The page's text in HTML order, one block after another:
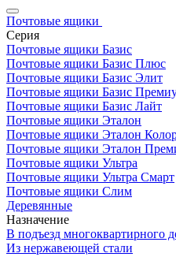
Почтовые ящики
Серия
Почтовые ящики Базис
Почтовые ящики Базис Плюс
Почтовые ящики Базис Элит
Почтовые ящики Базис
Почтовые ящики Базис Лайт
Почтовые ящики Эталон
Почтовые ящики Эталон
Почтовые ящики Эталон
Почтовые ящики Ультра
Почтовые ящики Ультра Смарт
Почтовые ящики Слим
Деревянные
Назначение
В подъезд многоквартирного
Из нержавеющей стали